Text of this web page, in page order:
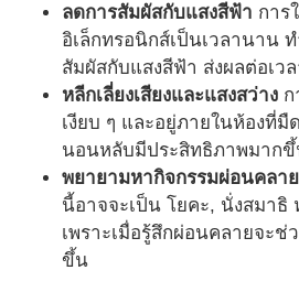
ลดการสัมผัสกับแสงสีฟ้า การ
อิเล็กทรอนิกส์เป็นเวลานาน
สัมผัสกับแสงสีฟ้า ส่งผลต่อเว
หลีกเลี่ยงเสียงและแสงสว่าง
เงียบ ๆ และอยู่ภายในห้องที่
นอนหลับมีประสิทธิภาพมาก
พยายามหากิจกรรมผ่อนคลา
นี้อาจจะเป็น โยคะ, นั่งสมาธิ
เพราะเมื่อรู้สึกผ่อนคลายจะ
ขึ้น